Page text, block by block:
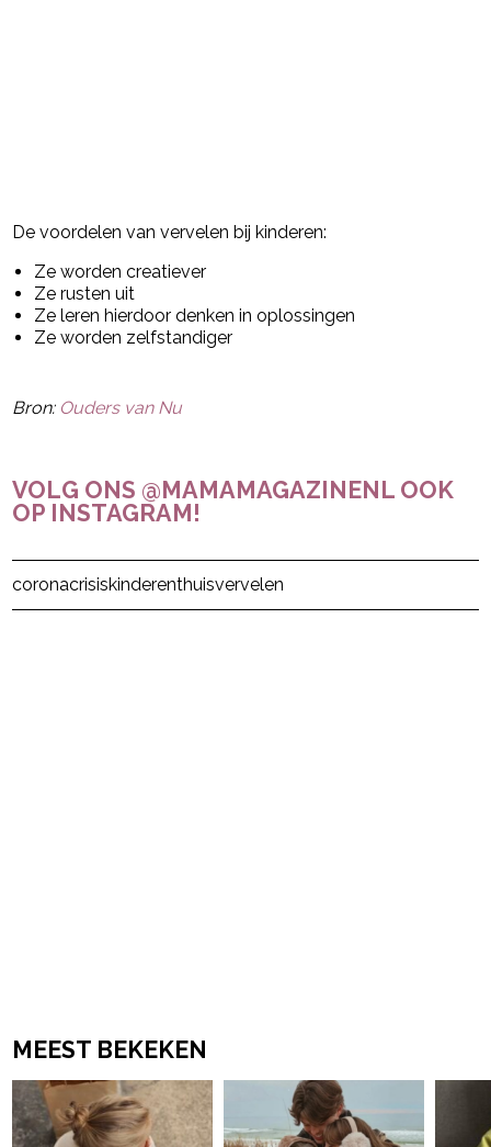
De voordelen van vervelen bij kinderen:
Ze worden creatiever
Ze rusten uit
Ze leren hierdoor denken in oplossingen
Ze worden zelfstandiger
Bron: Ouders van Nu
VOLG ONS @MAMAMAGAZINENL OOK
OP INSTAGRAM!
Post Views: 15
coronacrisiskinderenthuisvervelen
MEEST BEKEKEN